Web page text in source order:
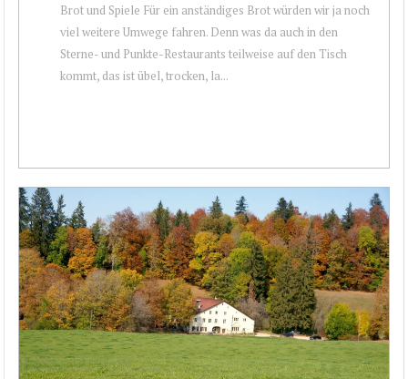
Brot und Spiele Für ein anständiges Brot würden wir ja noch
viel weitere Umwege fahren. Denn was da auch in den
Sterne- und Punkte-Restaurants teilweise auf den Tisch
kommt, das ist übel, trocken, la...